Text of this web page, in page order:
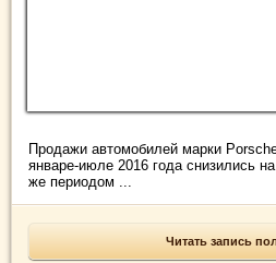
Продажи автомобилей марки
январе-июле 2016 года снизились
же периодом ...
Читать запись